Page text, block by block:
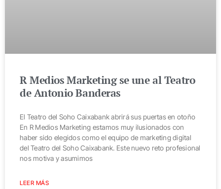
R Medios Marketing se une al Teatro
de Antonio Banderas
El Teatro del Soho Caixabank abrirá sus puertas en otoño
En R Medios Marketing estamos muy ilusionados con
haber sido elegidos como el equipo de marketing digital
del Teatro del Soho Caixabank. Este nuevo reto profesional
nos motiva y asumimos
LEER MÁS